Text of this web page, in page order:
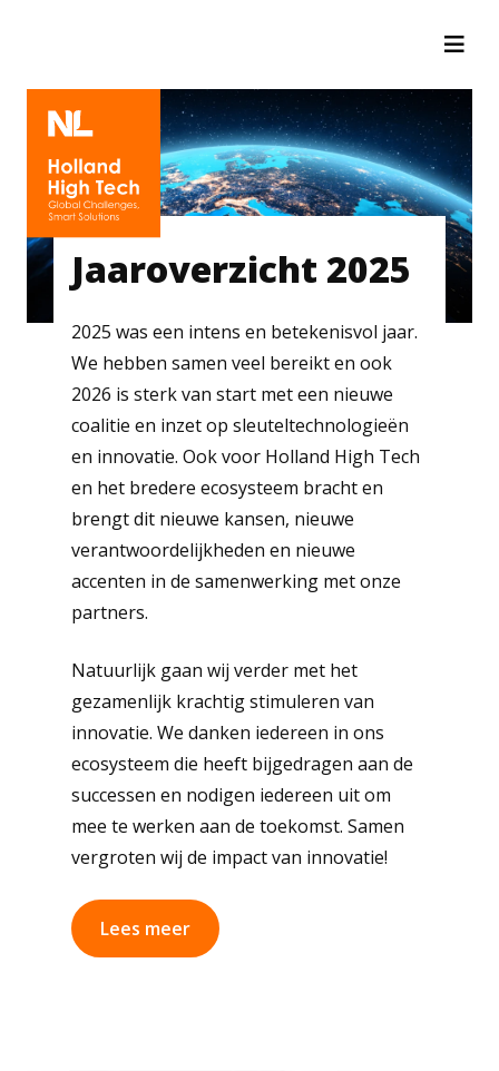
Jaaroverzicht 2025
2025 was een intens en betekenisvol jaar.
We hebben samen veel bereikt en ook
2026 is sterk van start met een nieuwe
coalitie en inzet op sleuteltechnologieën
en innovatie. Ook voor Holland High Tech
en het bredere ecosysteem bracht en
brengt dit nieuwe kansen, nieuwe
verantwoordelijkheden en nieuwe
accenten in de samenwerking met onze
partners.
Natuurlijk gaan wij verder met het
gezamenlijk krachtig stimuleren van
innovatie. We danken iedereen in ons
ecosysteem die heeft bijgedragen aan de
successen en nodigen iedereen uit om
mee te werken aan de toekomst. Samen
vergroten wij de impact van innovatie!
Lees meer